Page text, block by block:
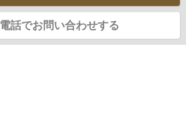
電話でお問い合わせする